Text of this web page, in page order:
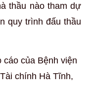
thầu nào tham dự
quy trình đấu thầu
của Bệnh viện
chính Hà Tĩnh,